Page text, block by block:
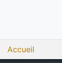
Accueil